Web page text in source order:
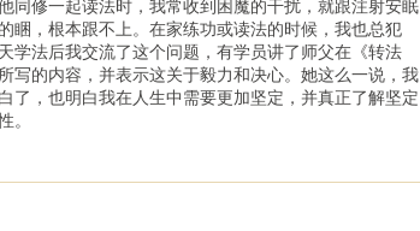
同修一起读法时，我常收到困魔的干扰，就跟注射安眠
睏，根本跟不上。在家练功或读法的时候，我也总犯
学法后我交流了这个问题，有学员讲了师父在《转法
写的内容，并表示这关于毅力和决心。她这么一说，我
了，也明白我在人生中需要更加坚定，并真正了解坚定
。